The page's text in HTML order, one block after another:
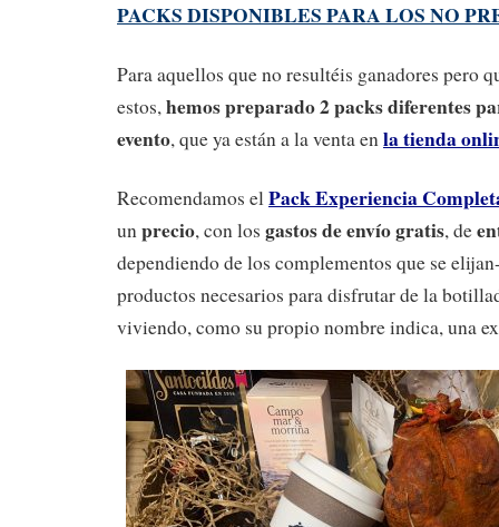
PACKS DISPONIBLES PARA LOS NO
Para aquellos que no resultéis ganadores pero
estos,hemos preparado 2 packs diferentes
evento, que ya están a la venta enla tienda
Recomendamos elPack Experiencia
unprecio, con los gastos de envío gratis, de
dependiendo de los complementos que se
productos necesarios para disfrutar de la
viviendo, como su propio nombre indica, una